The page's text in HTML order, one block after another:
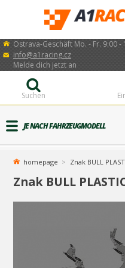
Ostrava-Geschäft Mo. - Fr. 9:00 -
info@a1racing.cz
Melde dich jetzt an
Suchen
JE NACH FAHRZEUGMODELL
homepage Znak BULL
Znak BULL